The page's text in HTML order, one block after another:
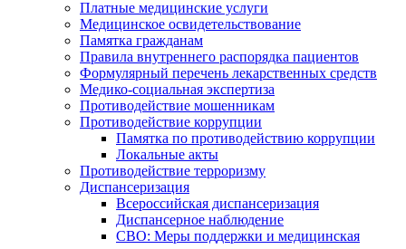
Платные медицинские услуги
Медицинское освидетельствование
Памятка гражданам
Правила внутреннего распорядка пациентов
Формулярный перечень лекарственных средств
Медико-социальная экспертиза
Противодействие мошенникам
Противодействие коррупции
Памятка по противодействию коррупции
Локальные акты
Противодействие терроризму
Диспансеризация
Всероссийская диспансеризация
Диспансерное наблюдение
СВО: Меры поддержки и медицинская